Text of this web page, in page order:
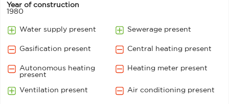
Year of construction
1980
Water supply present Sewerage present
Gasification present Central heating present
Autonomous heating
present
Heating meter present
Ventilation present Air conditioning present